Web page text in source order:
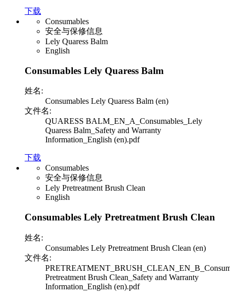
下载
Consumables
安全与保修信息
Lely Quaress Balm
English
Consumables Lely Quaress Balm
姓名:
Consumables Lely Quaress Balm (en)
文件名:
QUARESS BALM_EN_A_Consumables_Lely
Quaress Balm_Safety and Warranty
Information_English (en).pdf
下载
Consumables
安全与保修信息
Lely Pretreatment Brush Clean
English
Consumables Lely Pretreatment Brush Clean
姓名:
Consumables Lely Pretreatment Brush Clean (en)
文件名:
Pretreatment Brush Clean_Safety and Warranty
Information_English (en).pdf